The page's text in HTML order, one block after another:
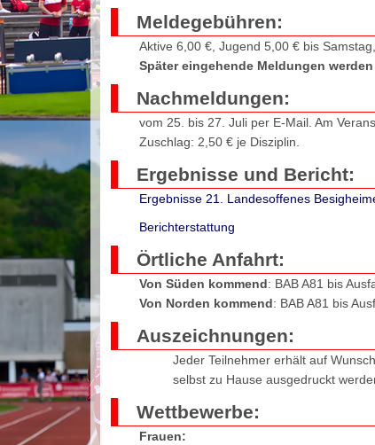
Meldegebühren:
Aktive 6,00 €, Jugend 5,00 € bis
Später eingehende Meldungen
Nachmeldungen:
vom 25. bis 27. Juli per E-Mail. Am
Zuschlag: 2,50 € je Disziplin.
Ergebnisse und Bericht:
Ergebnisse 21. Landesoffenes
Berichterstattung
Örtliche Anfahrt:
Von Süden kommend: BAB A81 bis
Von Norden kommend: BAB A81 bis
Auszeichnungen:
Jeder Teilnehmer erhält auf
selbst zu Hause ausgedruckt
Wettbewerbe:
Frauen: